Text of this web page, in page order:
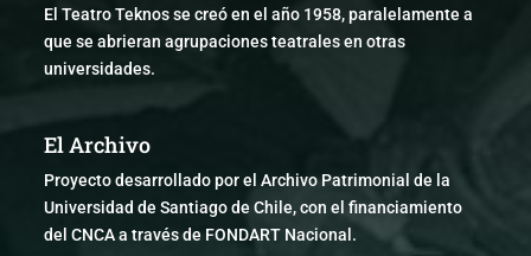
El Teatro Teknos se creó en el año 1958, paralelamente a
que se abrieran agrupaciones teatrales en otras
universidades.
El Archivo
Proyecto desarrollado por el Archivo Patrimonial de la
Universidad de Santiago de Chile, con el financiamiento
del CNCA a través de FONDART Nacional.